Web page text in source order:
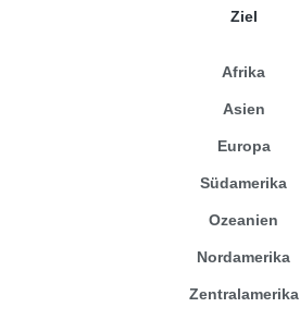
Ziel
Afrika
Asien
Europa
Südamerika
Ozeanien
Nordamerika
Zentralamerika